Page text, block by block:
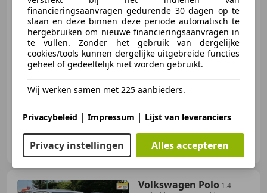
€ 2.450
Autohandel Henk Heikamp
NL-3903 LK VEENENDAAL
Volkswagen Polo 1.4
financieringsaanvragen gedurende 30 dagen op te
slaan en deze binnen deze periode automatisch te
hergebruiken om nieuwe financieringsaanvragen in
te vullen. Zonder het gebruik van dergelijke
cookies/tools kunnen dergelijke uitgebreide functies
geheel of gedeeltelijk niet worden gebruikt.
Wij werken samen met 225 aanbieders.
Privacybeleid | Impressum | Lijst van leveranciers
Privacy instellingen Alles accepteren